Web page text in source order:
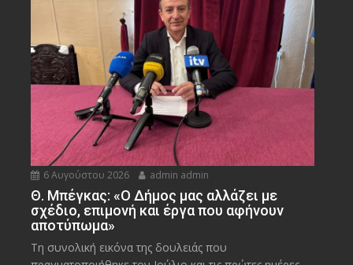
6 Αυγούστου 2026 admin admin
Θ. Μπέγκας: «Ο Δήμος μας αλλάζει με
σχέδιο, επιμονή και έργα που αφήνουν
αποτύπωμα»
Τη συνολική εικόνα της δουλειάς που